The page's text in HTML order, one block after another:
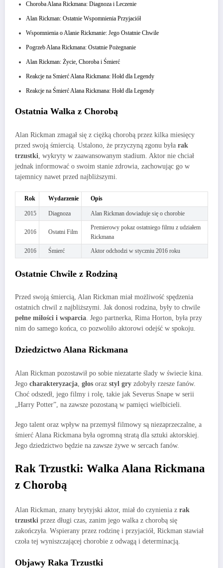
Choroba Alana Rickmana: Diagnoza i Leczenie
Alan Rickman: Ostatnie Wspomnienia Przyjaciół
Wspomnienia o Alanie Rickmanie: Jego Ostatnie Chwile
Pogrzeb Alana Rickmana: Ostatnie Pożegnanie
Alan Rickman: Życie, Choroba i Śmierć
Reakcje na Smierć Alana Rickmana: Hołd dla Legendy
Reakcje na Śmierć Alana Rickmana: Hołd dla Legendy
Ostatnia Walka z Chorobą
Alan Rickman zmagał się z ciężką chorobą przez kilka miesięcy
przed swoją śmiercią. Ustalono, że przyczyną zgonu była rak
trzustki , wykryty w zaawansowanym stadium. Aktor nie chciał
jednak informować o swoim stanie zdrowia, zachowując go w
tajemnicy nawet przed najbliższymi.
Rok Wydarzenie Opis
2015 Diagnoza Alan Rickman dowiaduje się o chorobie
2016 Ostatni Film
Premierowy pokaz ostatniego filmu z udziałem
Rickmana
2016
Śmierć Aktor odchodzi w styczniu 2016 roku
Ostatnie Chwile z Rodziną
Przed swoją śmiercią, Alan Rickman miał możliwość spędzenia
ostatnich chwil z najbliższymi. Jak donosi rodzina, były to chwile
pełne miłości i wsparcia. Jego partnerka, Rima Horton, była przy
nim do samego końca, co pozwoliło aktorowi odejść w spokoju.
Dziedzictwo Alana Rickmana
Alan Rickman pozostawił po sobie niezatarte ślady w świecie kina.
Jego charakteryzacja głos oraz styl gry zdobyły rzesze fanów.
Choć odszedł, jego filmy i rolę, takie jak Severus Snape w serii
„Harry Potter”, na zawsze pozostaną w pamięci wielbicieli.
Jego talent oraz wpływ na przemysł filmowy są niezaprzeczalne, a
śmierć Alana Rickmana była ogromną stratą dla sztuki aktorskiej.
Jego dziedzictwo będzie na zawsze żywe w sercach fanów.
Rak Trzustki: Walka Alana Rickmana
z Chorobą
Alan Rickman, znany brytyjski aktor, miał do czynienia z rak
trzustki przez długi czas, zanim jego walka z chorobą się
zakończyła. Wspierany przez rodzinę i przyjaciół, Rickman stawiał
czoła tej wyniszczającej chorobie z odwagą i determinacją.
Objawy Raka Trzustki